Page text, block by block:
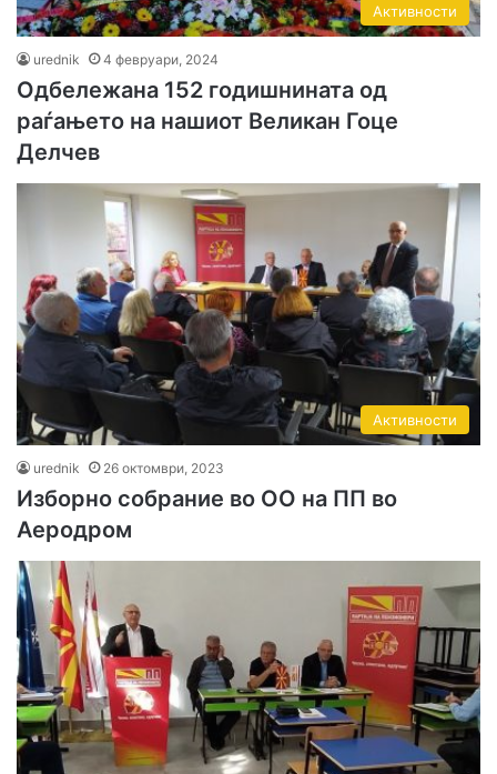
Активности
urednik 4 февруари, 2024
Одбележана 152 годишнината од
раѓањето на нашиот Великан Гоце
Делчев
Активности
urednik 26 октомври, 2023
Изборно собрание во ОО на ПП во
Аеродром